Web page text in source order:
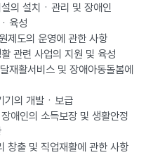
의 설치ㆍ관리 및 장애인
육성
제도의 운영에 관한 사항
관련 사업의 지원 및 육성
재활서비스 및 장애아동돌봄에
기의 개발ㆍ보급
애인의 소득보장 및 생활안정
창출 및 직업재활에 관한 사항